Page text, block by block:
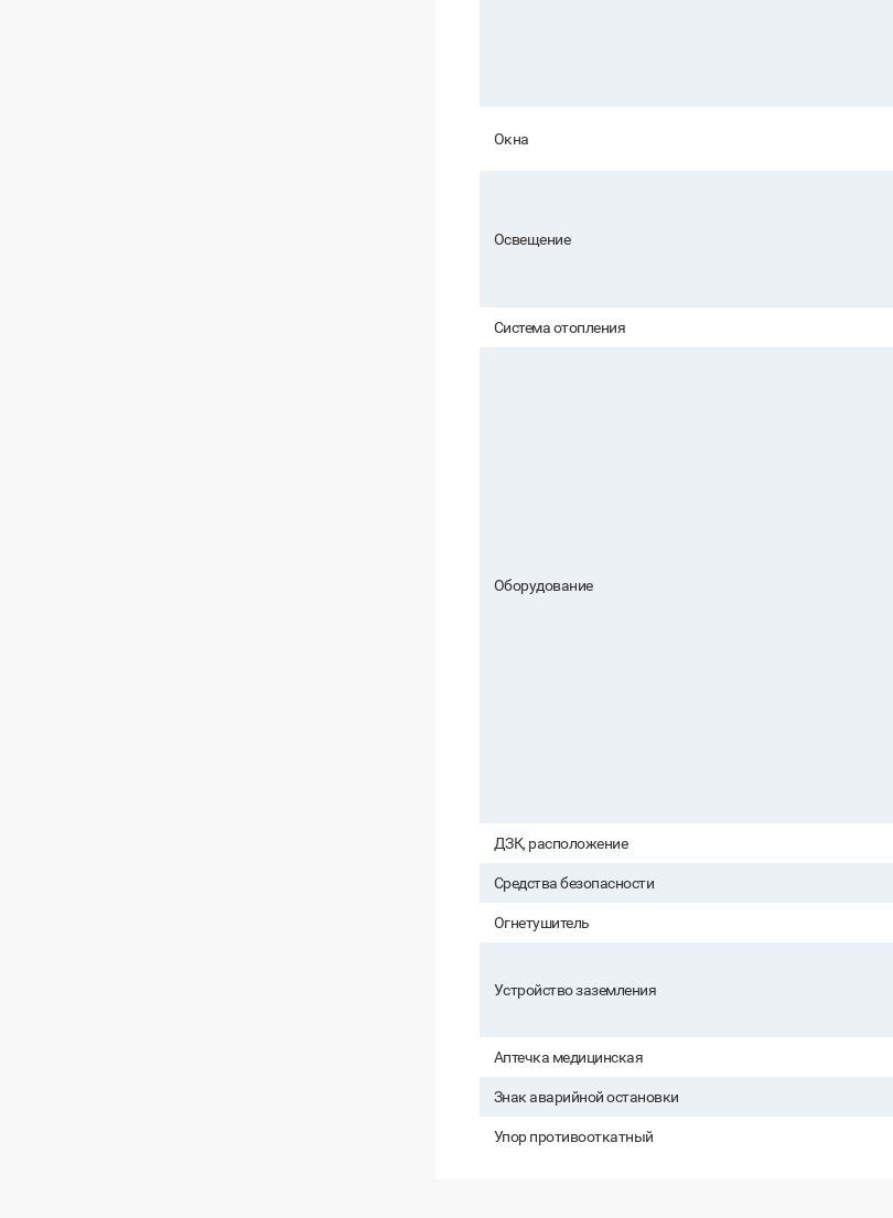
Окна
Освещение
Система отопления
Оборудование
ДЗК, расположение
Средства безопасности
Огнетушитель
Устройство заземления
Аптечка медицинская
Знак аварийной остановки
Упор противооткатный